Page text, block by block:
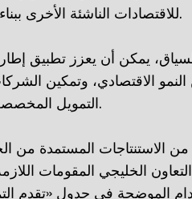
للاقتصادات الناشئة الأخرى ببناء نظام مالي يحفز النمو المستدام والتنويع الاقتصادي.
يمكن أن يعزز تطبيق
الاقتصادي، وتمكين
التمويل المخصصة للعميل بما يتفق مع احتياجات التحول في المنطقة.
من الاستنتاجات المستمدة من
الخليجي المقومات
الموضحة في جدول «تقدم